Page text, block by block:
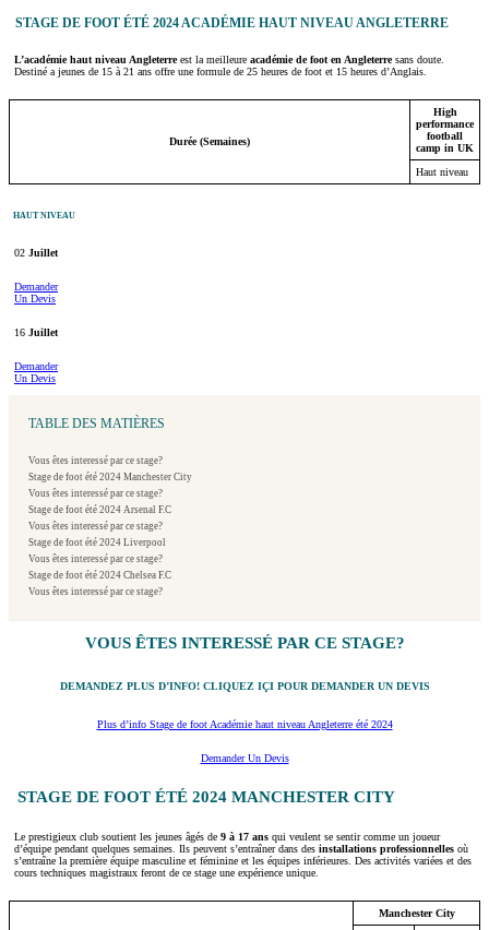
STAGE DE FOOT ÉTÉ 2024 ACADÉMIE HAUT NIVEAU ANGLETERRE
L’académie haut niveau Angleterreest la meilleure académie de foot en Angleterresans doute.
Destiné a jeunes de 15 à 21 ans offre une formule de 25 heures de foot et 15 heures d’Anglais.
Durée (Semaines)
High
performance
football
camp in UK
Haut niveau
HAUT NIVEAU
02 Juillet
Demander
Un Devis
16 Juillet
Demander
Un Devis
TABLE DES MATIÈRES
Vous êtes interessé par ce stage?
Stage de foot été 2024 Manchester City
Vous êtes interessé par ce stage?
Stage de foot été 2024 Arsenal F.C
Vous êtes interessé par ce stage?
Stage de foot été 2024 Liverpool
Vous êtes interessé par ce stage?
Stage de foot été 2024 Chelsea F.C
Vous êtes interessé par ce stage?
VOUS ÊTES INTERESSÉ PAR CE STAGE?
DEMANDEZ PLUS D’INFO! CLIQUEZ IÇI POUR DEMANDER UN DEVIS
Plus d’info Stage de foot Académie haut niveau Angleterre été 2024
Demander Un Devis
STAGE DE FOOT ÉTÉ 2024 MANCHESTER CITY
Le prestigieux club soutient les jeunes âgés de 9 à 17 ans qui veulent se sentir comme un joueur
d’équipe pendant quelques semaines. Ils peuvent s’entraîner dans des installations professionnelles où
s’entraîne la première équipe masculine et féminine et les équipes inférieures. Des activités variées et des
cours techniques magistraux feront de ce stage une expérience unique.
Manchester City